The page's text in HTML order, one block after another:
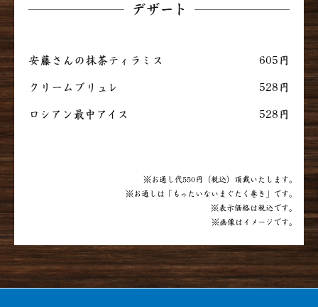
デザート
安藤さんの抹茶ティラミス 605円
クリームブリュレ 528円
ロシアン最中アイス 528円
※お通し代550円（税込）頂戴いたします。
※お通しは「もったいないまぐたく巻き」です。
※表示価格は税込です。
※画像はイメージです。